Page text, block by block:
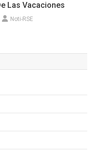
Las Vacaciones
Noti-RSE